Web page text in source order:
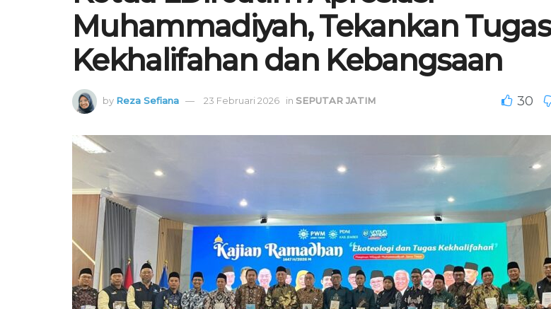
Muhammadiyah, Tekankan Tugas
Kekhalifahan dan Kebangsaan
by Reza Sefiana 23 Februari 2026 in SEPUTAR JATIM 30